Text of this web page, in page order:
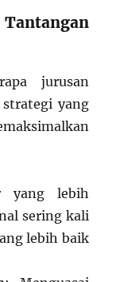
jurusan
strategi yang
yang lebih
sering kali
lebih baik